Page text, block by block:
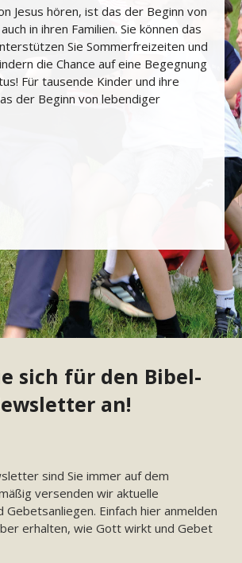
Jesus hören, ist das der Beginn von
in ihren Familien. Sie können das
Sie Sommerfreizeiten und
die Chance auf eine Begegnung
Für tausende Kinder und ihre
der Beginn von lebendiger
sich für den Bibel-
an!
sind Sie immer auf dem
versenden wir aktuelle
Gebetsanliegen. Einfach hier anmelden
erhalten, wie Gott wirkt und Gebet